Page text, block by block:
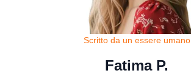
Scritto da un essere umano
Fatima P.